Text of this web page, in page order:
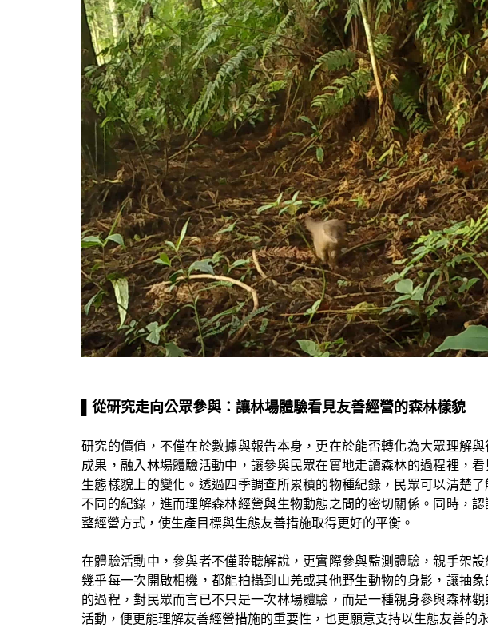
從研究走向公眾參與：讓林場體驗看見友善經營的森林樣貌
研究的價值，不僅在於數據與報告本身，更在於能否轉化為大眾理解
成果，融入林場體驗活動中，讓參與民眾在實地走讀森林的過程裡，
生態樣貌上的變化。透過四季調查所累積的物種紀錄，民眾可以清楚
不同的紀錄，進而理解森林經營與生物動態之間的密切關係。同時，
整經營方式，使生產目標與生態友善措施取得更好的平衡。
在體驗活動中，參與者不僅聆聽解說，更實際參與監測體驗，親手架
幾乎每一次開啟相機，都能拍攝到山羌或其他野生動物的身影，讓抽
的過程，對民眾而言已不只是一次林場體驗，而是一種親身參與森林
活動，便更能理解友善經營措施的重要性，也更願意支持以生態友善的